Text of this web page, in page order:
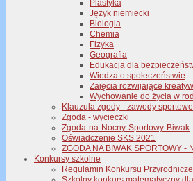
Plastyka
Język niemiecki
Biologia
Chemia
Fizyka
Geografia
Edukacja dla
Wiedza o społeczeństwie
Zajęcia rozwijające
Wychowanie do życia w
Klauzula zgody - zawody sportowe
Zgoda - wycieczki
Zgoda-na-Nocny-Sportowy-Biwak
Oświadczenie SKS 2021
ZGODA NA BIWAK SPORTOWY -
Konkursy szkolne
Regulamin Konkursu